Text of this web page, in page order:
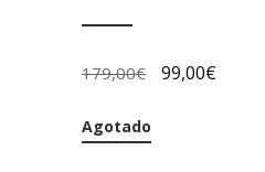
179,00€ 99,00€
Agotado